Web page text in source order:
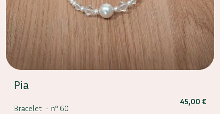
Pia
Bracelet - n° 60
45,00 €